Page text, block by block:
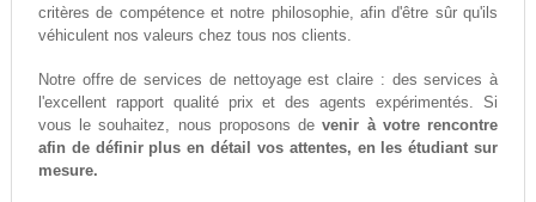
critères de compétence et notre philosophie, afin d'être sûr qu'ils
véhiculent nos valeurs chez tous nos clients.
Notre offre de services de nettoyage est claire : des services à
l'excellent rapport qualité prix et des agents expérimentés. Si
vous le souhaitez, nous proposons devenir à votre rencontre
afin de définir plus en détail vos attentes, en les étudiant sur
mesure.